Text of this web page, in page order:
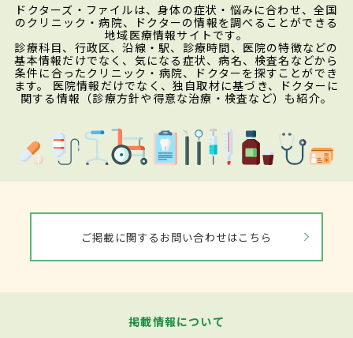
ドクターズ・ファイルは、身体の症状・悩みに合わせ、全国
のクリニック・病院、ドクターの情報を調べることができる
地域医療情報サイトです。
診療科目、行政区、沿線・駅、診療時間、医院の特徴などの
基本情報だけでなく、気になる症状、病名、検査名などから
条件に合ったクリニック・病院、ドクターを探すことができ
ます。 医院情報だけでなく、独自取材に基づき、ドクターに
関する情報（診療方針や得意な治療・検査など）も紹介。
ご掲載に関するお問い合わせはこちら
掲載情報について